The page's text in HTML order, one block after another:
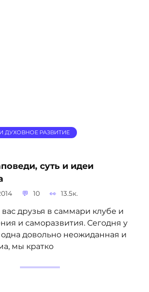
ДУХОВНОЕ РАЗВИТИЕ
суть и идеи
10 13.5к.
друзья в саммари клубе и
и саморазвития. Сегодня у
довольно неожиданная и
мы кратко